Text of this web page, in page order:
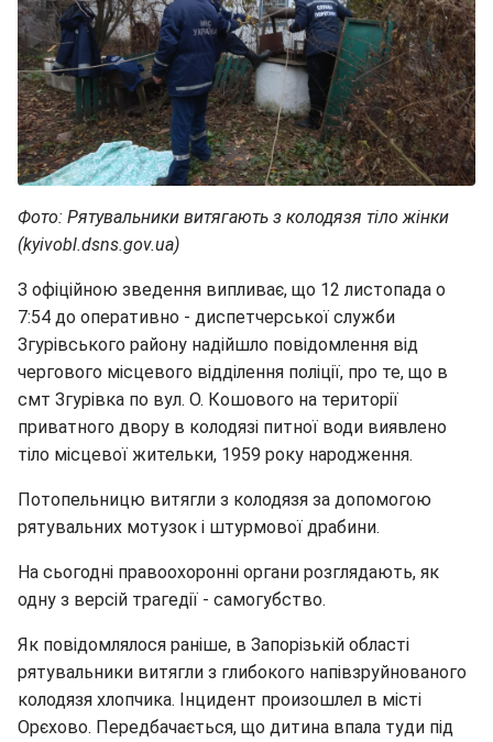
Фото: Рятувальники витягають з колодязя тіло жінки
(kyivobl.dsns.gov.ua)
З офіційною зведення випливає, що 12 листопада о
7:54 до оперативно - диспетчерської служби
Згурівського району надійшло повідомлення від
чергового місцевого відділення поліції, про те, що в
смт Згурівка по вул. О. Кошового на території
приватного двору в колодязі питної води виявлено
тіло місцевої жительки, 1959 року народження.
Потопельницю витягли з колодязя за допомогою
рятувальних мотузок і штурмової драбини.
На сьогодні правоохоронні органи розглядають, як
одну з версій трагедії - самогубство.
Як повідомлялося раніше, в Запорізькій області
рятувальники витягли з глибокого напівзруйнованого
колодязя хлопчика. Інцидент произошлел в місті
Орєхово. Передбачається, що дитина впала туди під